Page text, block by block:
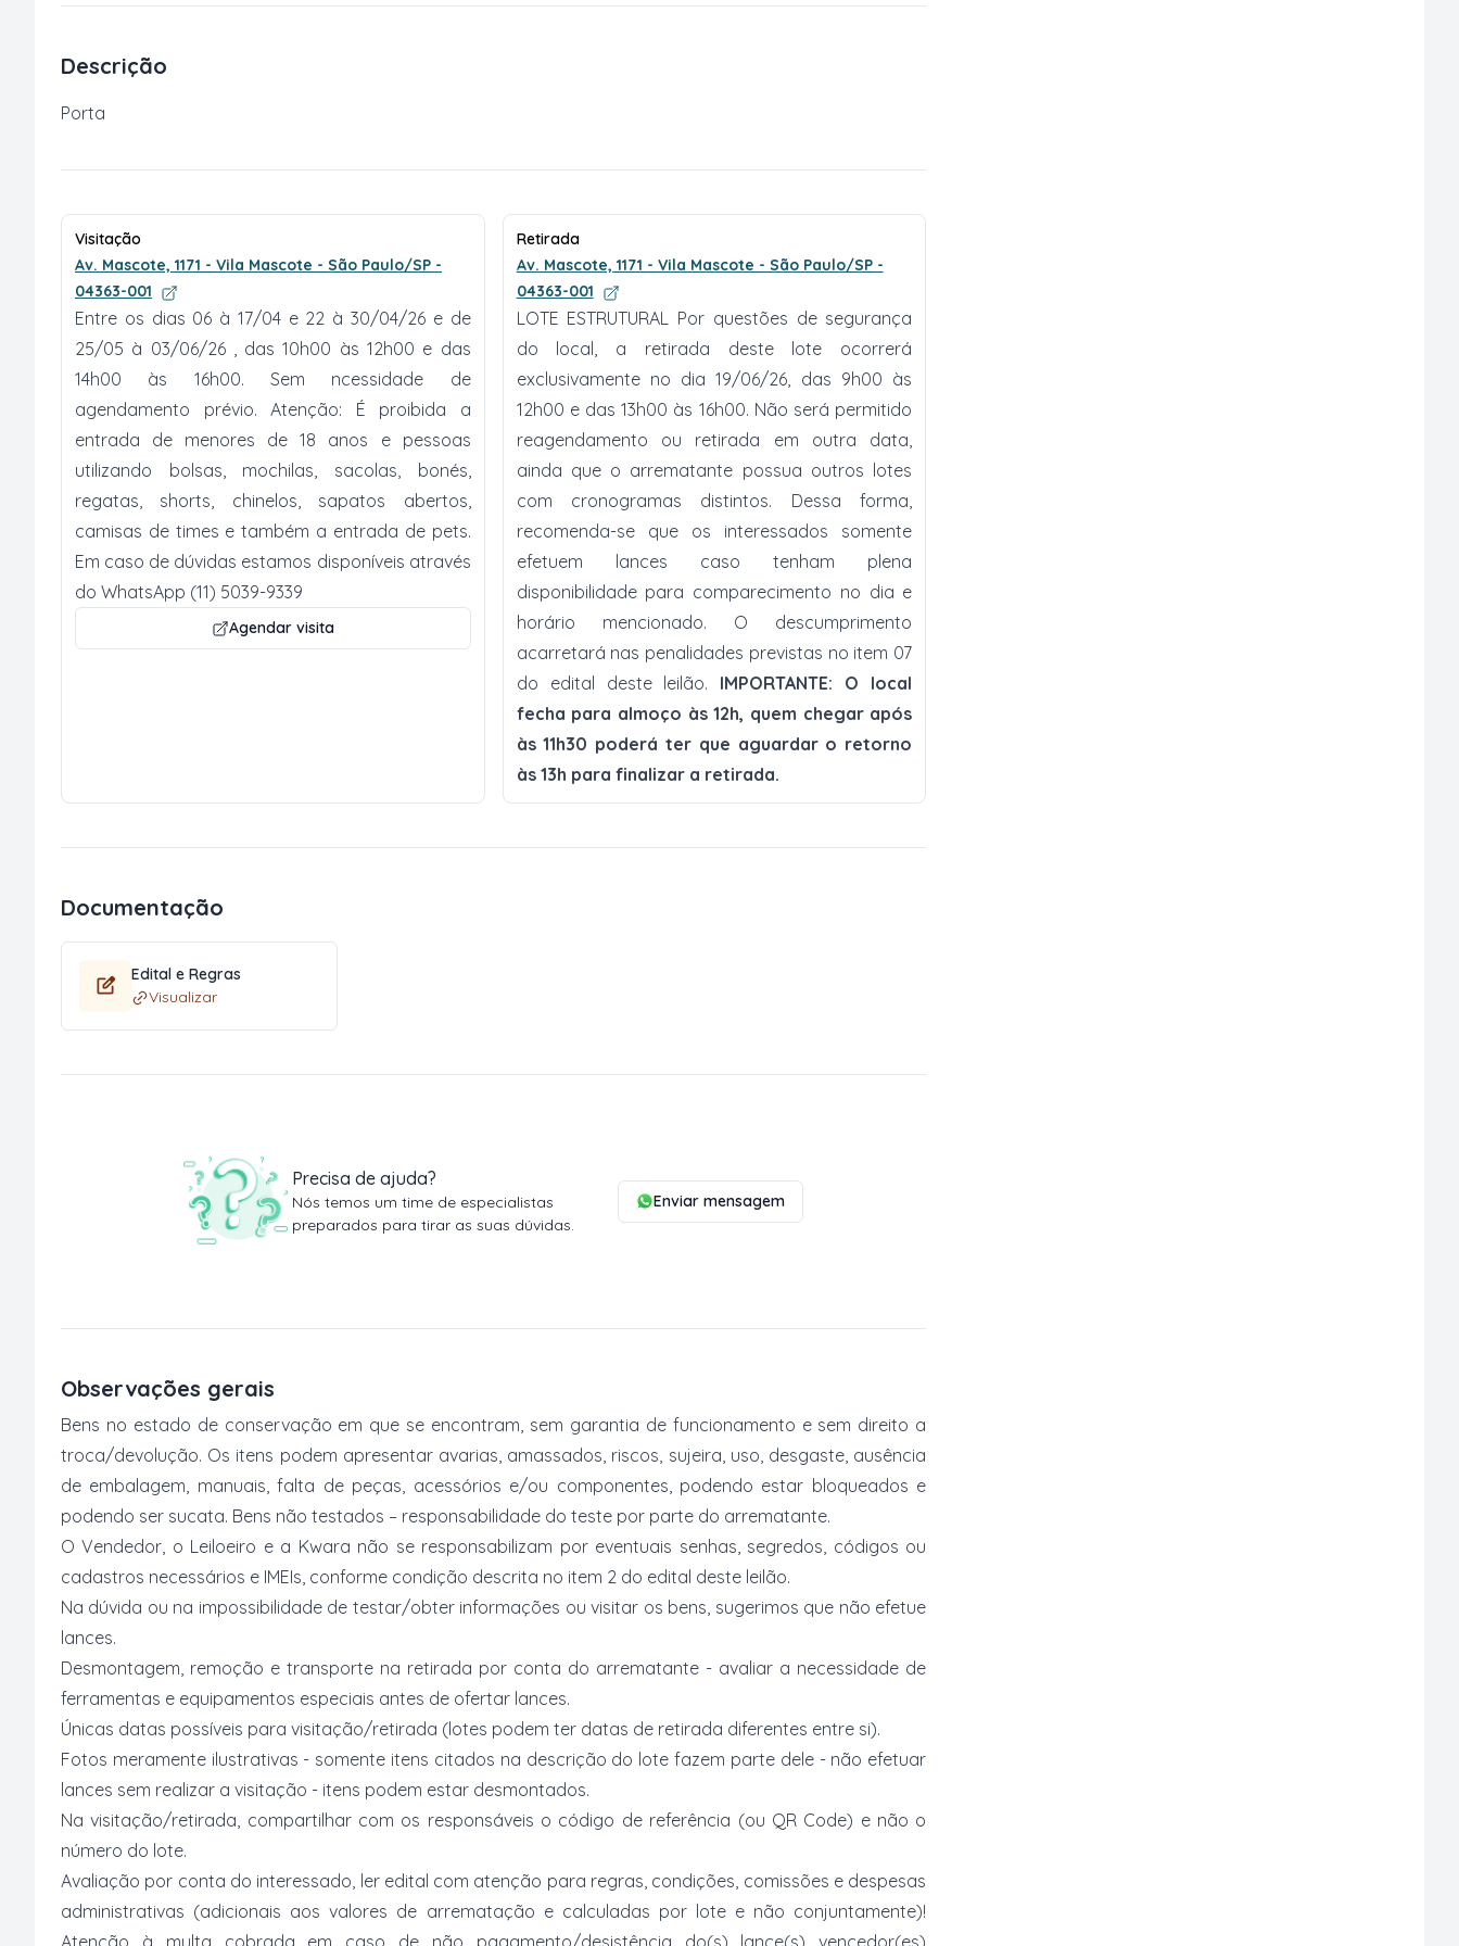
Descrição
Porta
Visitação
Av. Mascote, 1171 - Vila Mascote - São Paulo/SP -
04363-001
Entre os dias 06 à 17/04 e 22 à 30/04/26 e de
25/05 à 03/06/26 , das 10h00 às 12h00 e das
14h00 às 16h00. Sem ncessidade de
agendamento prévio. Atenção: É proibida a
entrada de menores de 18 anos e pessoas
utilizando bolsas, mochilas, sacolas, bonés,
regatas, shorts, chinelos, sapatos abertos,
camisas de times e também a entrada de pets.
Em caso de dúvidas estamos disponíveis através
do WhatsApp (11) 5039-9339
Agendar visita
Retirada
Av. Mascote, 1171 - Vila Mascote - São Paulo/SP -
04363-001
LOTE ESTRUTURAL Por questões de segurança
do local, a retirada deste lote ocorrerá
exclusivamente no dia 19/06/26, das 9h00 às
12h00 e das 13h00 às 16h00. Não será permitido
reagendamento ou retirada em outra data,
ainda que o arrematante possua outros lotes
com cronogramas distintos. Dessa forma,
recomenda-se que os interessados somente
efetuem lances caso tenham plena
disponibilidade para comparecimento no dia e
horário mencionado. O descumprimento
acarretará nas penalidades previstas no item 07
do edital deste leilão. IMPORTANTE: O local
fecha para almoço às 12h, quem chegar após
às 11h30 poderá ter que aguardar o retorno
às 13h para finalizar a retirada.
Documentação
Edital e Regras
Visualizar
Precisa de ajuda?
Nós temos um time de especialistas
preparados para tirar as suas dúvidas.
Enviar mensagem
Observações gerais
Bens no estado de conservação em que se encontram, sem garantia de funcionamento e sem direito a
troca/devolução. Os itens podem apresentar avarias, amassados, riscos, sujeira, uso, desgaste, ausência
de embalagem, manuais, falta de peças, acessórios e/ou componentes, podendo estar bloqueados e
podendo ser sucata. Bens não testados – responsabilidade do teste por parte do arrematante.
O Vendedor, o Leiloeiro e a Kwara não se responsabilizam por eventuais senhas, segredos, códigos ou
cadastros necessários e IMEIs, conforme condição descrita no item 2 do edital deste leilão.
Na dúvida ou na impossibilidade de testar/obter informações ou visitar os bens, sugerimos que não efetue
lances.
Desmontagem, remoção e transporte na retirada por conta do arrematante - avaliar a necessidade de
ferramentas e equipamentos especiais antes de ofertar lances.
Únicas datas possíveis para visitação/retirada (lotes podem ter datas de retirada diferentes entre si).
Fotos meramente ilustrativas - somente itens citados na descrição do lote fazem parte dele - não efetuar
lances sem realizar a visitação - itens podem estar desmontados.
Na visitação/retirada, compartilhar com os responsáveis o código de referência (ou QR Code) e não o
número do lote.
Avaliação por conta do interessado, ler edital com atenção para regras, condições, comissões e despesas
administrativas (adicionais aos valores de arrematação e calculadas por lote e não conjuntamente)!
Atenção à multa cobrada em caso de não pagamento/desistência do(s) lance(s) vencedor(es)